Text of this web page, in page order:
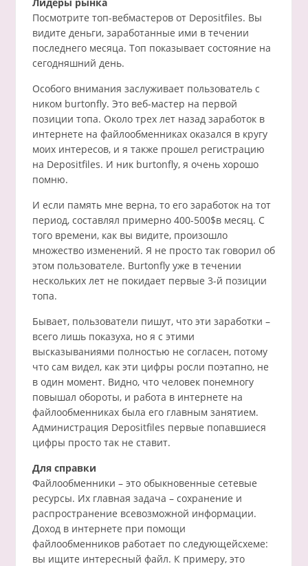
Посмотрите топ-вебмастеров от Depositfiles. Вы
видите деньги, заработанные ими в течении
последнего месяца. Топ показывает состояние на
сегодняшний день.
Особого внимания заслуживает пользователь с
ником burtonfly. Это веб-мастер на первой
позиции топа. Около трех лет назад заработок в
интернете на файлообменниках оказался в кругу
моих интересов, и я также прошел регистрацию
на Depositfiles. И ник burtonfly, я очень хорошо
помню.
И если память мне верна, то его заработок на тот
период, составлял примерно 400-500$в месяц. С
того времени, как вы видите, произошло
множество изменений. Я не просто так говорил об
этом пользователе. Burtonfly уже в течении
нескольких лет не покидает первые 3-й позиции
топа.
Бывает, пользователи пишут, что эти заработки –
всего лишь показуха, но я с этими
высказываниями полностью не согласен, потому
что сам видел, как эти цифры росли поэтапно, не
в один момент. Видно, что человек понемногу
повышал обороты, и работа в интернете на
файлообменниках была его главным занятием.
Администрация Depositfiles первые попавшиеся
цифры просто так не ставит.
Для справки
Файлообменники – это обыкновенные сетевые
ресурсы. Их главная задача – сохранение и
распространение всевозможной информации.
Доход в интернете при помощи
файлообменников работает по следующейсхеме:
вы ищите интересный файл. К примеру, это